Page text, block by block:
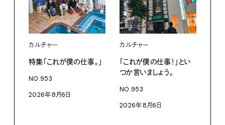
カルチャー
特集「これが僕の仕事。」
NO.953
2026年8月6日
カルチャー
「これが僕の仕事！」とい
つか言いましょう。
NO.953
2026年8月6日